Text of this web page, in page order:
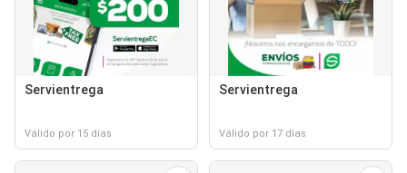
Servientrega
Válido por 15 días
Servientrega
Válido por 17 días